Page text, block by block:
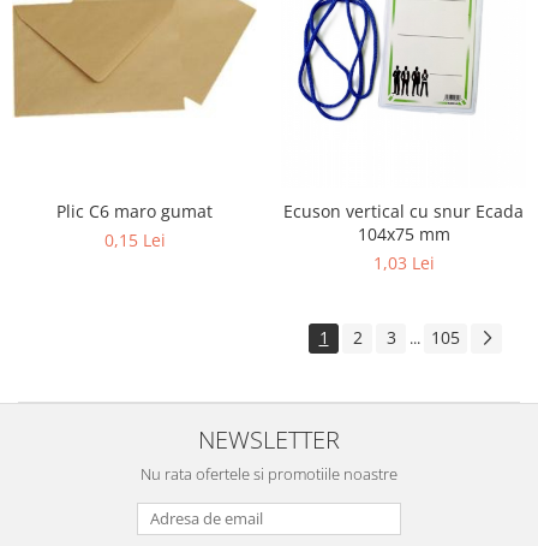
Plic C6 maro gumat
0,15 Lei
Ecuson vertical cu snur Ecada
104x75 mm
1,03 Lei
1 2 3 ... 105
NEWSLETTER
Nu rata ofertele si promotiile noastre